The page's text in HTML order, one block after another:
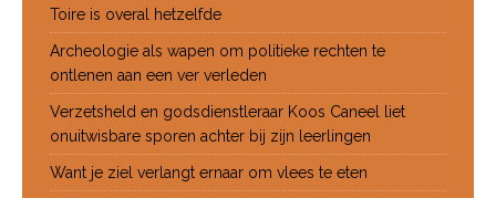
Toire is overal hetzelfde
Archeologie als wapen om politieke rechten te
ontlenen aan een ver verleden
Verzetsheld en godsdienstleraar Koos Caneel liet
onuitwisbare sporen achter bij zijn leerlingen
Want je ziel verlangt ernaar om vlees te eten